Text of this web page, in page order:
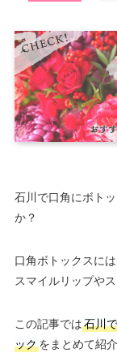
石川で口角にボト
か？
口角ボトックスに
スマイルリップや
この記事では石川
ックをまとめて紹介